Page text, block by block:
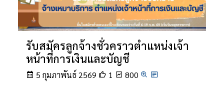
รับสมัครลูกจ้างชั่วคราวตำแหน่งเจ้า
หน้าที่การเงินและบัญชี
5 กุมภาพันธ์ 2569 1 800